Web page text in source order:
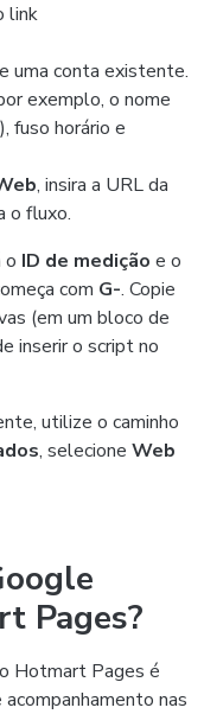
link
uma conta existente.
exemplo, o nome
fuso horário e
, insira a URL da
o fluxo.
o ID de medição e o
com G-. Copie
(em um bloco de
inserir o script no
utilize o caminho
, selecione Web
Pages?
Hotmart Pages é
nas